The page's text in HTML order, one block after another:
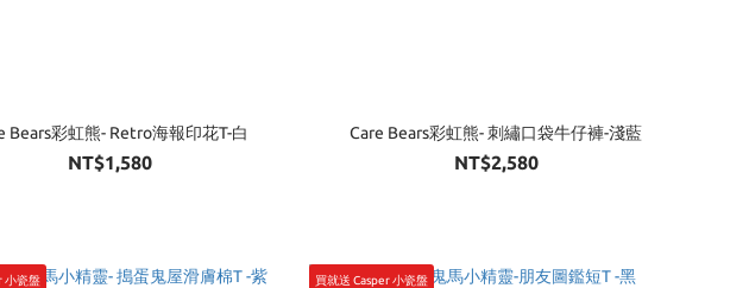
Bears彩虹熊- Retro海報印花T-白
NT$1,580
Care Bears彩虹熊- 刺繡口袋牛仔褲-淺藍
NT$2,580
小瓷盤 買就送 Casper 小瓷盤